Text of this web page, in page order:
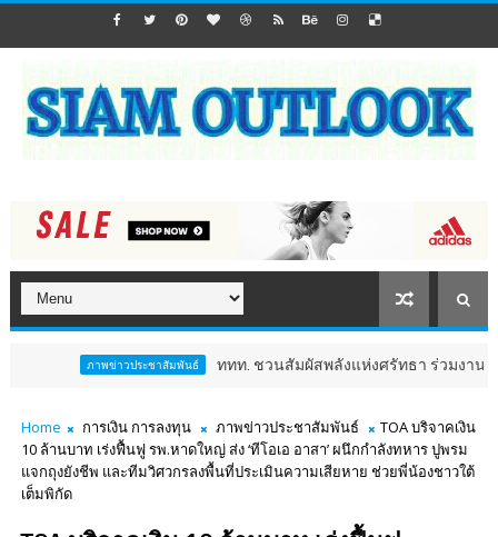
ภาพข่าวประชาสัมพันธ์ ททท. ชวนสัมผัสพลังแห่งศรัทธา ร่วมงาน "ห่มผ้าหลวง
Home การเงิน การลงทุน ภาพข่าวประชาสัมพันธ์
TOA บริจาคเงิน
10 ล้านบาท เร่งฟื้นฟู รพ.หาดใหญ่ ส่ง ‘ทีโอเอ อาสา’ ผนึกกำลังทหาร ปูพรม
แจกถุงยังชีพ และทีมวิศวกรลงพื้นที่ประเมินความเสียหาย ช่วยพี่น้องชาวใต้
เต็มพิกัด